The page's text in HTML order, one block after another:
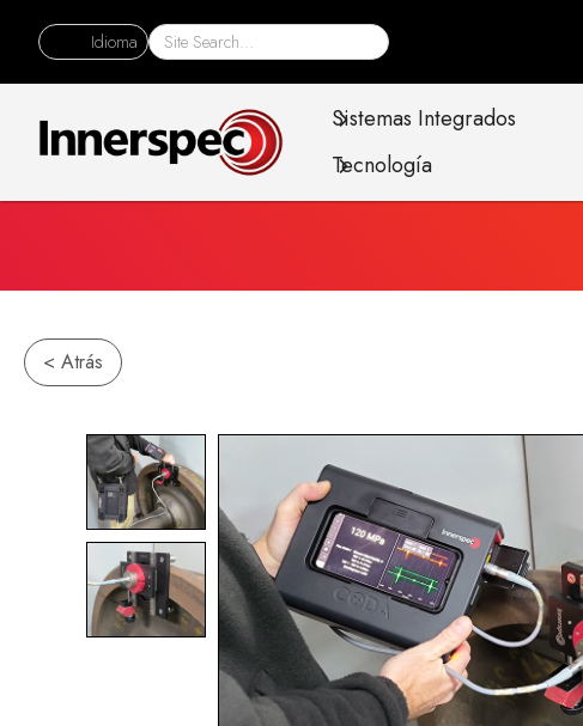
Idioma
Sistemas Integrados
Tecnología
< Atrás